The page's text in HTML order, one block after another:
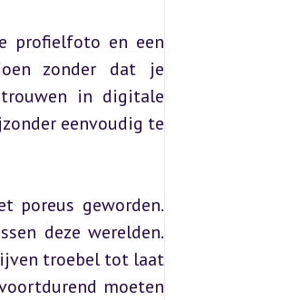
profielfoto en een
zonder dat je
in digitale
eenvoudig te
poreus geworden.
deze werelden.
troebel tot laat
moeten